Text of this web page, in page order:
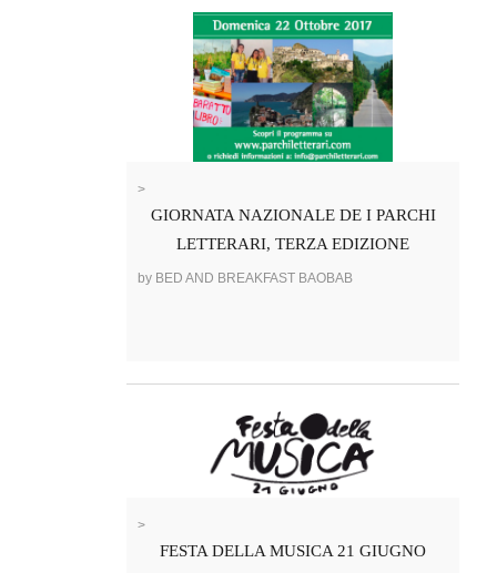
>
GIORNATA NAZIONALE DE I PARCHI
LETTERARI, TERZA EDIZIONE
by BED AND BREAKFAST BAOBAB
>
FESTA DELLA MUSICA 21 GIUGNO